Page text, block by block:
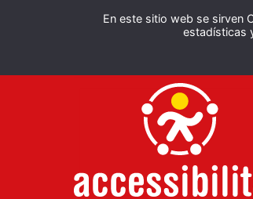
En este sitio web se sirven
estadísticas